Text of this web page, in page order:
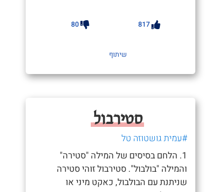
817
80
שיתוף
סטירבול
#עמית גושטוזה טל
1. הלחם בסיסים של המילה "סטירה"
והמילה "בולבול". סטירבול זוהי סטירה
שניתנת עם הבולבול, כאקט מיני או